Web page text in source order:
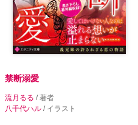
禁断溺愛
流月るる / 著者
八千代ハル / イラスト